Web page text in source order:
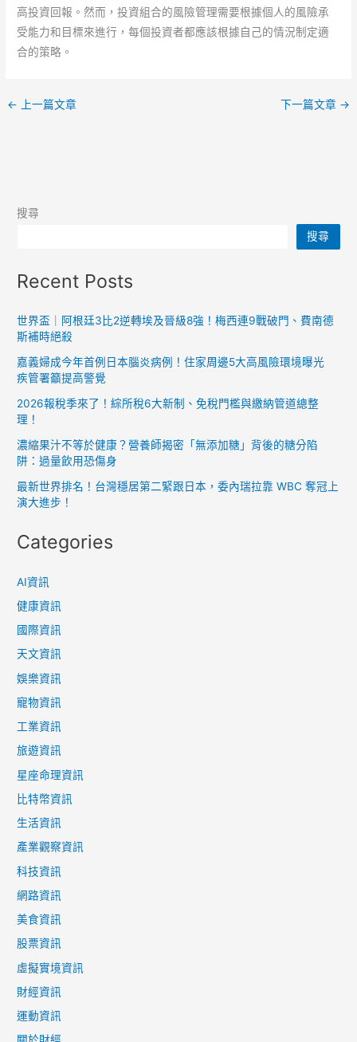
高投資回報。然而，投資組合的風險管理需要根據個人的風險承
受能力和目標來進行，每個投資者都應該根據自己的情況制定適
合的策略。
← 上一篇文章 下一篇文章 →
搜尋
搜尋
Recent Posts
世界盃｜阿根廷3比2逆轉埃及晉級8強！梅西連9戰破門、費南德
斯補時絕殺
嘉義婦成今年首例日本腦炎病例！住家周邊5大高風險環境曝光
疾管署籲提高警覺
2026報稅季來了！綜所稅6大新制、免稅門檻與繳納管道總整
理！
濃縮果汁不等於健康？營養師揭密「無添加糖」背後的糖分陷
阱：過量飲用恐傷身
最新世界排名！台灣穩居第二緊跟日本，委內瑞拉靠 WBC 奪冠上
演大進步！
Categories
AI資訊
健康資訊
國際資訊
天文資訊
娛樂資訊
寵物資訊
工業資訊
旅遊資訊
星座命理資訊
比特幣資訊
生活資訊
產業觀察資訊
科技資訊
網路資訊
美食資訊
股票資訊
虛擬實境資訊
財經資訊
運動資訊